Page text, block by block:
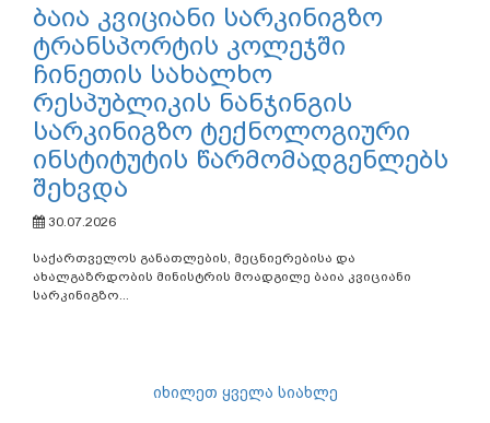
ბაია კვიციანი სარკინიგზო
ტრანსპორტის კოლეჯში
ჩინეთის სახალხო
რესპუბლიკის ნანჯინგის
სარკინიგზო ტექნოლოგიური
ინსტიტუტის წარმომადგენლებს
შეხვდა
30.07.2026
საქართველოს განათლების, მეცნიერებისა და
ახალგაზრდობის მინისტრის მოადგილე ბაია კვიციანი
სარკინიგზო...
იხილეთ ყველა სიახლე